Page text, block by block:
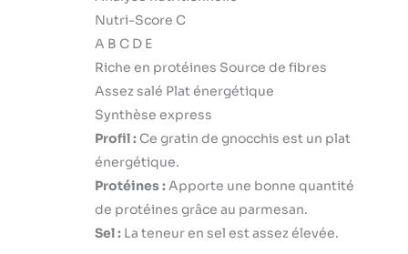
Nutri-Score C
A B C D E
Riche en protéines Source de fibres
Assez salé Plat énergétique
Synthèse express
Profil : Ce gratin de gnocchis est un plat
énergétique.
Protéines : Apporte une bonne quantité
de protéines grâce au parmesan.
Sel : La teneur en sel est assez élevée.